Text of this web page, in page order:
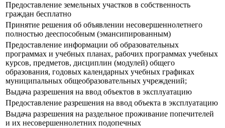
Предоставление земельных участков в собственность
граждан бесплатно
Принятие решения об объявлении несовершеннолетнего
полностью дееспособным (эмансипированным)
Предоставление информации об образовательных
программах и учебных планах, рабочих программах учебных
курсов, предметов, дисциплин (модулей) общего
образования, годовых календарных учебных графиках
муниципальных общеобразовательных учреждений;
Выдача разрешения на ввод объектов в эксплуатацию
Предоставление разрешения на ввод объекта в эксплуатацию
Выдача разрешения на раздельное проживание попечителей
и их несовершеннолетних подопечных